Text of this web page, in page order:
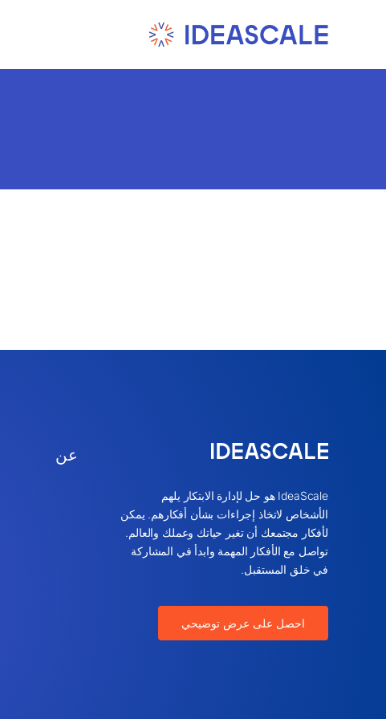
IdeaScale هو حل لإدارة الابتكار يلهم
الأشخاص لاتخاذ إجراءات بشأن أفكارهم. يمكن
لأفكار مجتمعك أن تغير حياتك وعملك والعالم.
تواصل مع الأفكار المهمة وابدأ في المشاركة
في خلق المستقبل.
احصل على عرض توضيحي
عن